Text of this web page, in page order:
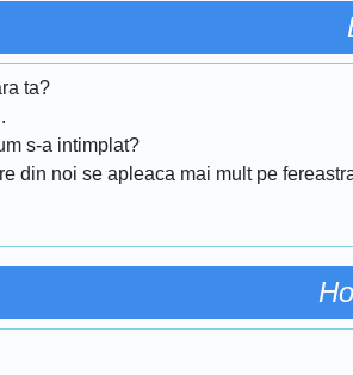
ta?
s-a intimplat?
din noi se apleaca mai mult pe